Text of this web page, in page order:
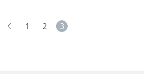
1 2 3